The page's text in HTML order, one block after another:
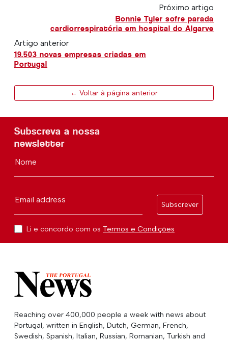
Próximo artigo
Bonnie Tyler sofre parada
cardiorrespiratória em hospital do Algarve
Artigo anterior
19.503 novas empresas criadas em
Portugal
← Voltar à página anterior
Subscreva a nossa
newsletter
Nome
Email address
Subscrever
Li e concordo com os Termos e Condições
Reaching over 400,000 people a week with news about
Portugal, written in English, Dutch, German, French,
Swedish, Spanish, Italian, Russian, Romanian, Turkish and